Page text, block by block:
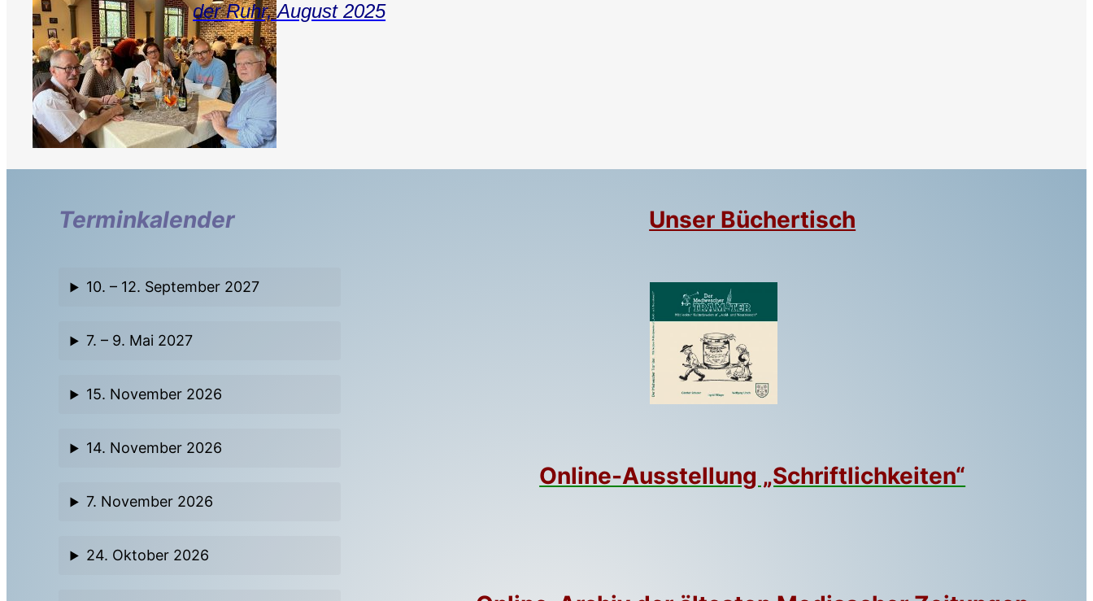
der Ruhr, August 2025
Terminkalender
10. – 12. September 2027
7. – 9. Mai 2027
15. November 2026
14. November 2026
7. November 2026
24. Oktober 2026
Unser Büchertisch
Online-Ausstellung „Schriftlichkeiten“